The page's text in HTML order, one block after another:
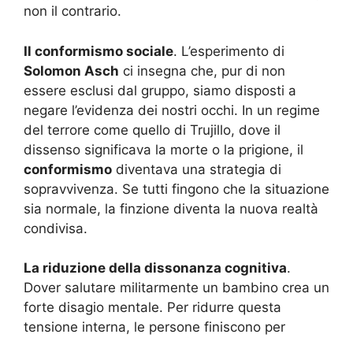
non il contrario.
Il conformismo sociale. L’esperimento di
Solomon Asch ci insegna che, pur di non
essere esclusi dal gruppo, siamo disposti a
negare l’evidenza dei nostri occhi. In un regime
del terrore come quello di Trujillo, dove il
dissenso significava la morte o la prigione, il
conformismo diventava una strategia di
sopravvivenza. Se tutti fingono che la situazione
sia normale, la finzione diventa la nuova realtà
condivisa.
La riduzione della dissonanza cognitiva.
Dover salutare militarmente un bambino crea un
forte disagio mentale. Per ridurre questa
tensione interna, le persone finiscono per